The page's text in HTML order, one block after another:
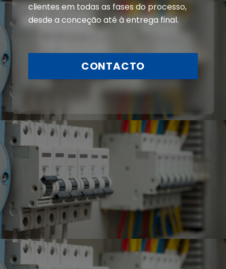
clientes em todas as fases do processo,
desde a conceção até à entrega final.
CONTACTO